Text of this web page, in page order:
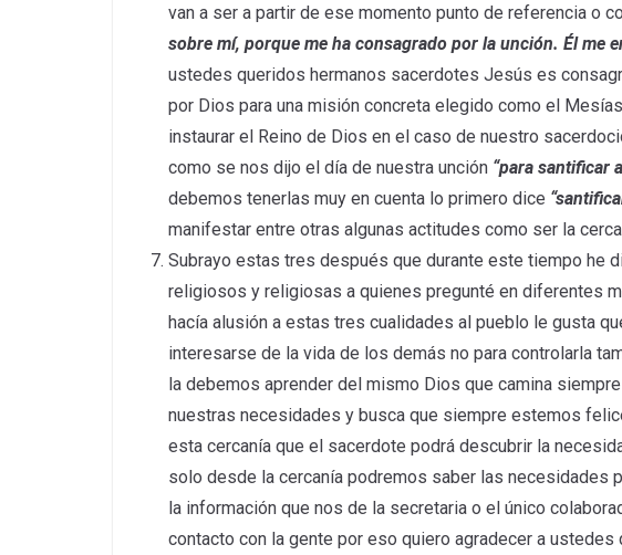
van a ser a partir de ese momento punto de referencia o
sobre mí, porque me ha consagrado por la unción. Él me
ustedes queridos hermanos sacerdotes Jesús es
por Dios para una misión concreta elegido como el
instaurar el Reino de Dios en el caso de nuestro
como se nos dijo el día de nuestra unción “para santificar
debemos tenerlas muy en cuenta lo primero dice
manifestar entre otras algunas actitudes como ser la
Subrayo estas tres después que durante este tiempo he
religiosos y religiosas a quienes pregunté en diferentes
hacía alusión a estas tres cualidades al pueblo le gusta
interesarse de la vida de los demás no para controlarla
la debemos aprender del mismo Dios que camina
nuestras necesidades y busca que siempre estemos
esta cercanía que el sacerdote podrá descubrir la
solo desde la cercanía podremos saber las necesidades
la información que nos de la secretaria o el único
contacto con la gente por eso quiero agradecer a